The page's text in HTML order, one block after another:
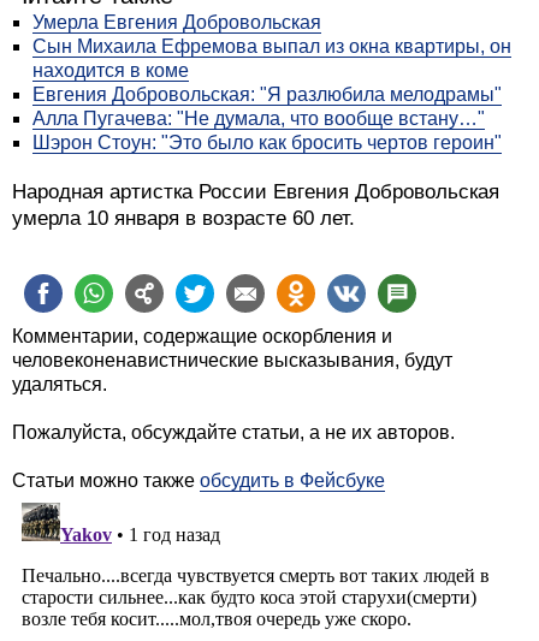
Умерла Евгения Добровольская
Сын Михаила Ефремова выпал из окна квартиры, он
находится в коме
Евгения Добровольская: "Я разлюбила мелодрамы"
Алла Пугачева: "Не думала, что вообще встану…"
Шэрон Стоун: "Это было как бросить чертов героин"
Народная артистка России Евгения Добровольская
умерла 10 января в возрасте 60 лет.
Комментарии, содержащие оскорбления и
человеконенавистнические высказывания, будут
удаляться.
Пожалуйста, обсуждайте статьи, а не их авторов.
Статьи можно также обсудить в Фейсбуке